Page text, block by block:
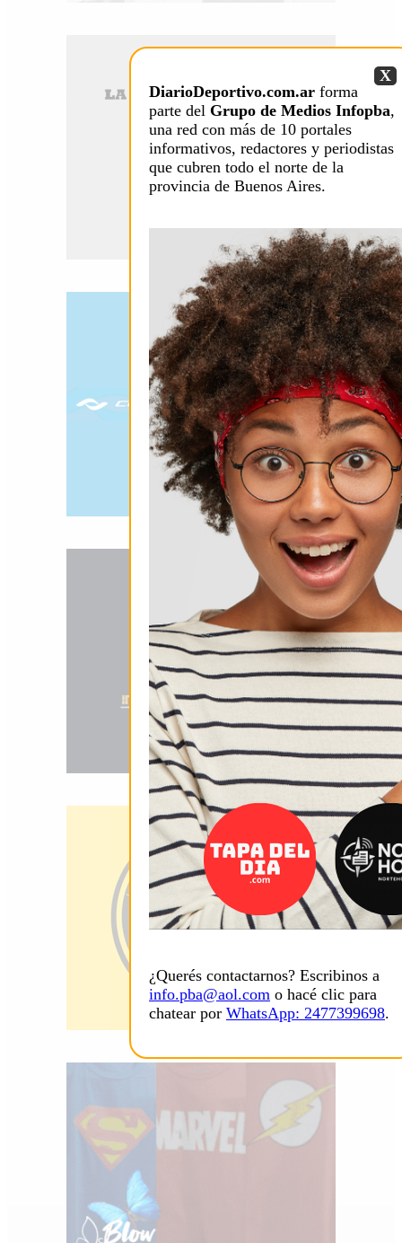
X
DiarioDeportivo.com.ar forma
parte del Grupo de Medios Infopba,
una red con más de 10 portales
informativos, redactores y periodistas
que cubren todo el norte de la
provincia de Buenos Aires.
¿Querés contactarnos? Escribinos a
info.pba@aol.com o hacé clic para
chatear por WhatsApp: 2477399698.